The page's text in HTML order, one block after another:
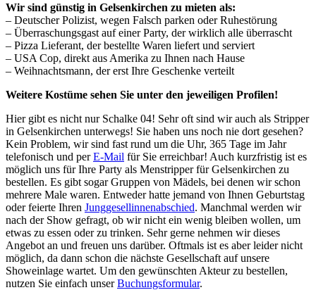
Wir sind günstig in Gelsenkirchen zu mieten als:
– Deutscher Polizist, wegen Falsch parken oder Ruhestörung
– Überraschungsgast auf einer Party, der wirklich alle überrascht
– Pizza Lieferant, der bestellte Waren liefert und serviert
– USA Cop, direkt aus Amerika zu Ihnen nach Hause
– Weihnachtsmann, der erst Ihre Geschenke verteilt
Weitere Kostüme sehen Sie unter den jeweiligen Profilen!
Hier gibt es nicht nur Schalke 04! Sehr oft sind wir auch als Stripper
in Gelsenkirchen unterwegs! Sie haben uns noch nie dort gesehen?
Kein Problem, wir sind fast rund um die Uhr, 365 Tage im Jahr
telefonisch und perE-Mail für Sie erreichbar! Auch kurzfristig ist es
möglich uns für Ihre Party als Menstripper für Gelsenkirchen zu
bestellen. Es gibt sogar Gruppen von Mädels, bei denen wir schon
mehrere Male waren. Entweder hatte jemand von Ihnen Geburtstag
oder feierte Ihren Junggesellinnenabschied. Manchmal werden wir
nach der Show gefragt, ob wir nicht ein wenig bleiben wollen, um
etwas zu essen oder zu trinken. Sehr gerne nehmen wir dieses
Angebot an und freuen uns darüber. Oftmals ist es aber leider nicht
möglich, da dann schon die nächste Gesellschaft auf unsere
Showeinlage wartet. Um den gewünschten Akteur zu bestellen,
nutzen Sie einfach unserBuchungsformular.